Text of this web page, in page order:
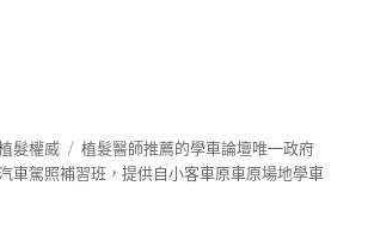
髮權威 植髮醫師推薦的學車論壇唯一政府
車駕照補習班，提供自小客車原車原場地學車